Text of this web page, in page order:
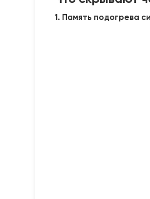
1. Память подогрева